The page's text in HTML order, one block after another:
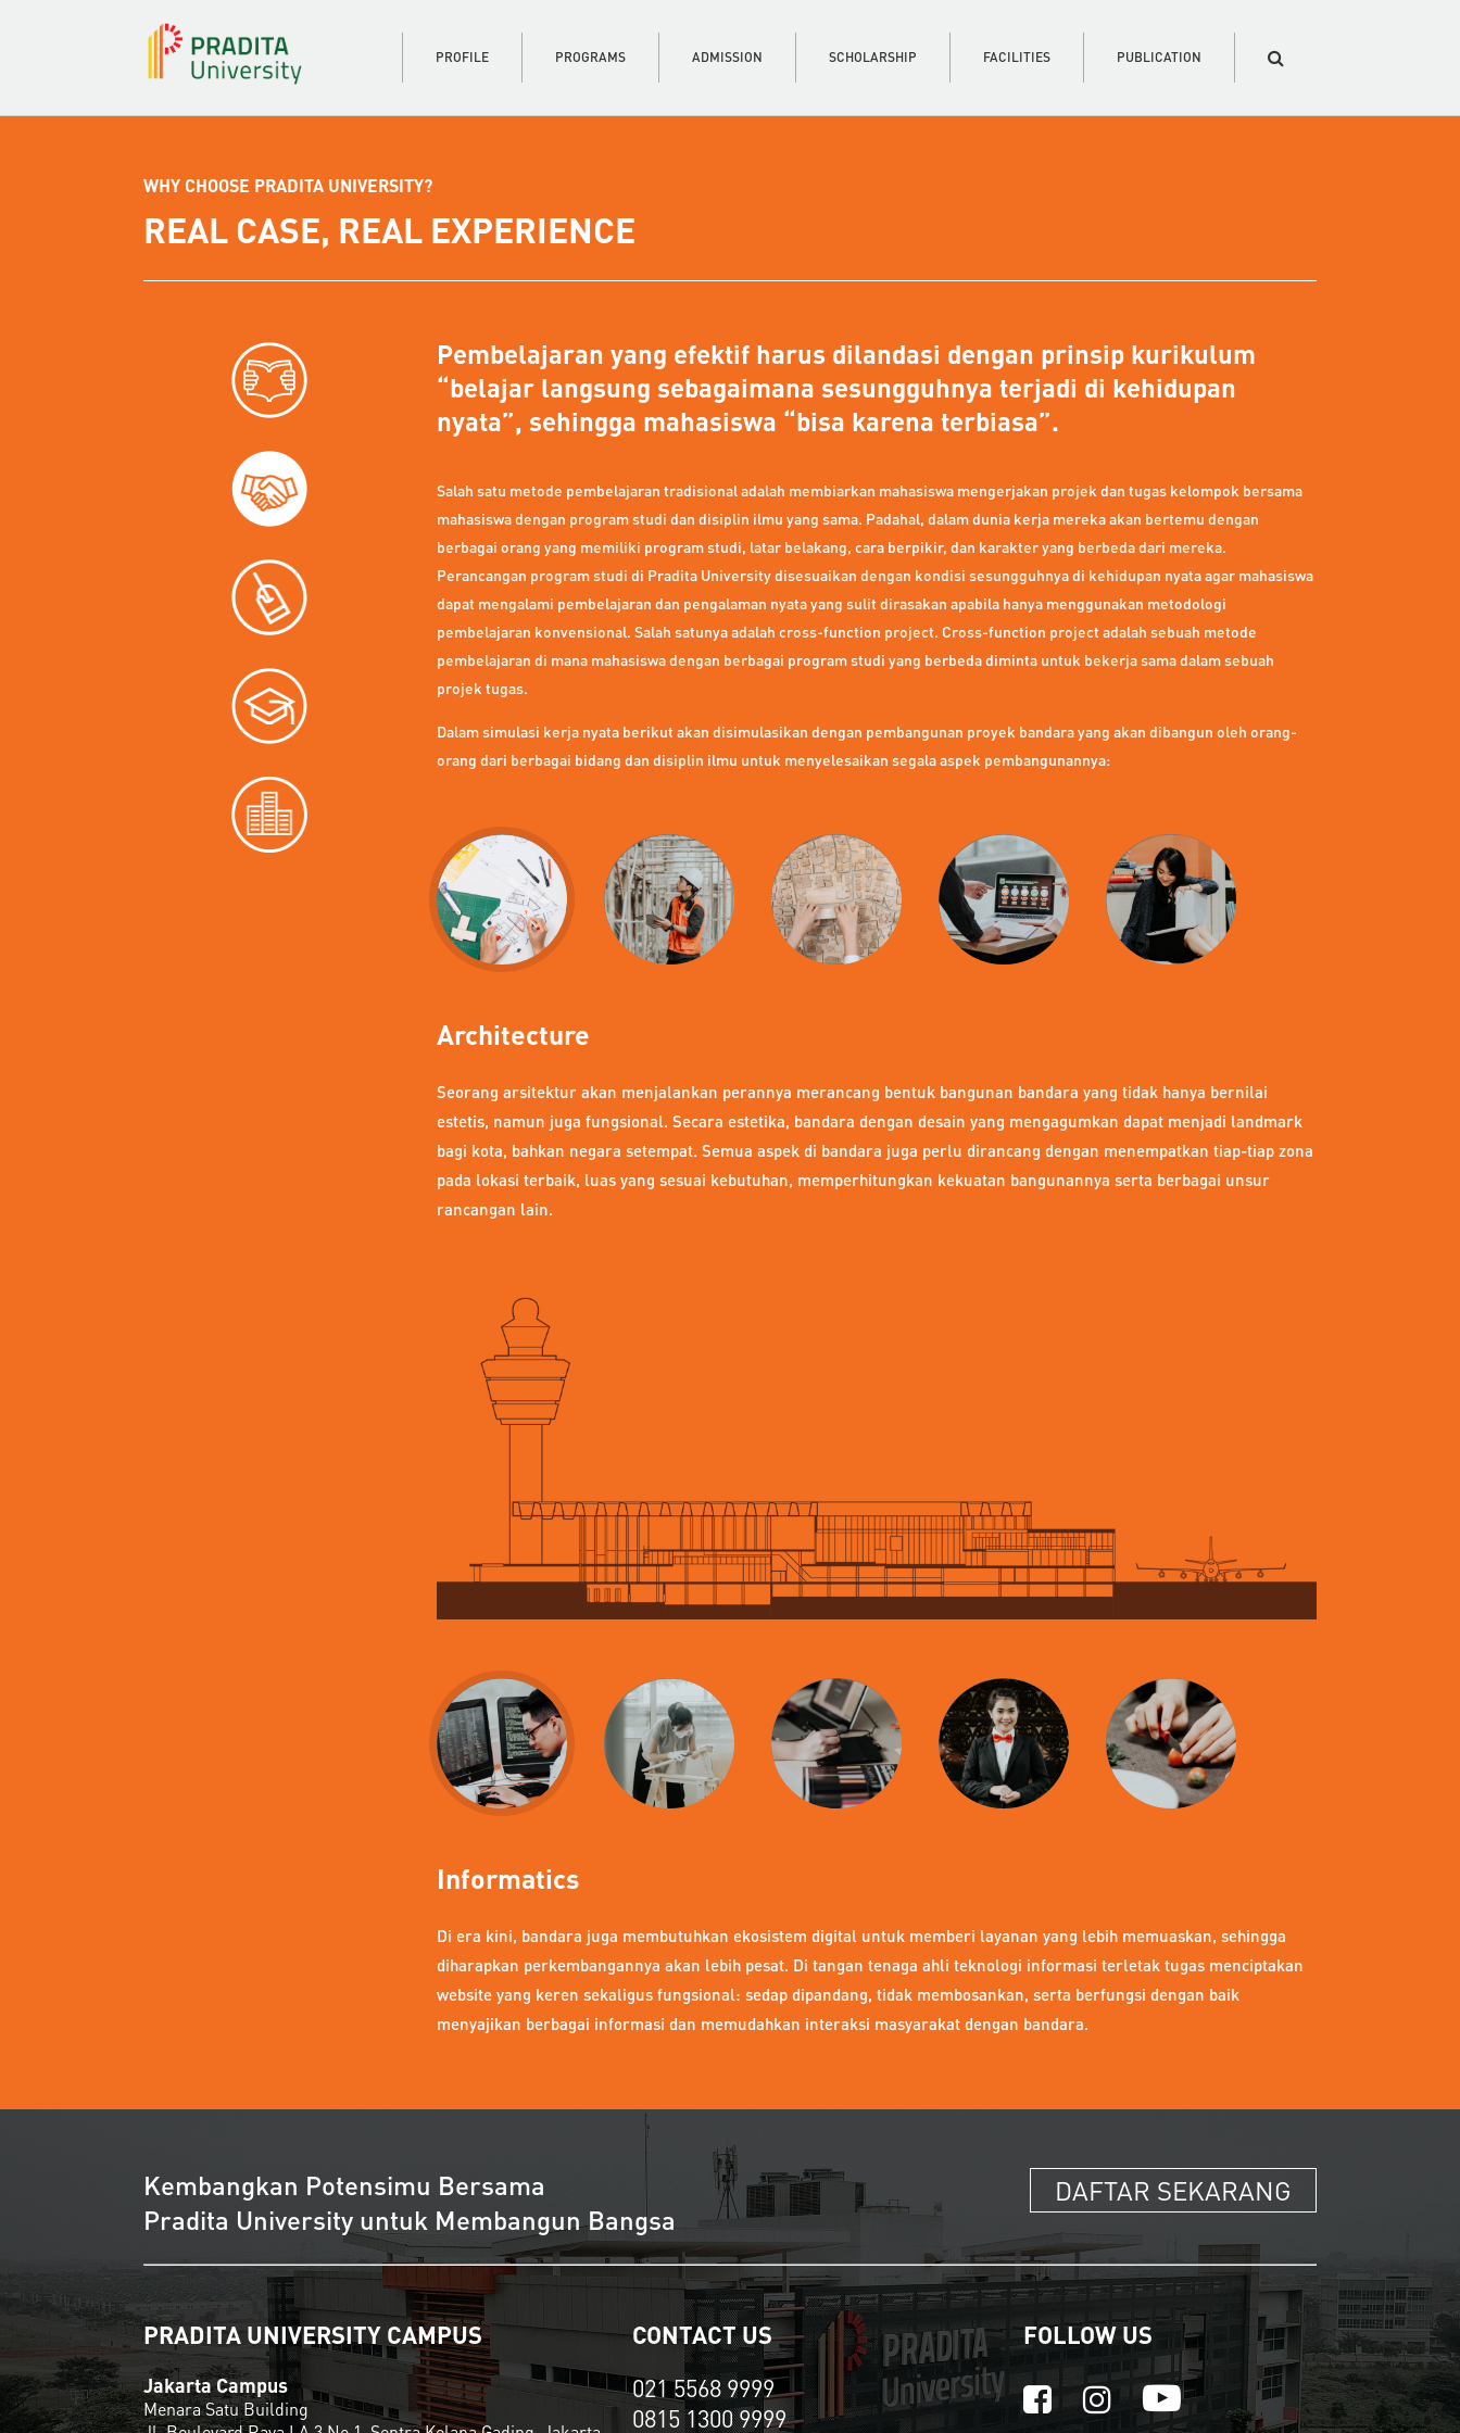
PROFILE PROGRAMS ADMISSION SCHOLARSHIP FACILITIES PUBLICATION
WHY CHOOSE PRADITA UNIVERSITY?
REAL CASE, REAL EXPERIENCE
Pembelajaran yang efektif harus dilandasi dengan prinsip kurikulum
“belajar langsung sebagaimana sesungguhnya terjadi di kehidupan
nyata”, sehingga mahasiswa “bisa karena terbiasa”.
Salah satu metode pembelajaran tradisional adalah membiarkan mahasiswa mengerjakan projek dan tugas kelompok bersama
mahasiswa dengan program studi dan disiplin ilmu yang sama. Padahal, dalam dunia kerja mereka akan bertemu dengan
berbagai orang yang memiliki program studi, latar belakang, cara berpikir, dan karakter yang berbeda dari mereka.
Perancangan program studi di Pradita University disesuaikan dengan kondisi sesungguhnya di kehidupan nyata agar mahasiswa
dapat mengalami pembelajaran dan pengalaman nyata yang sulit dirasakan apabila hanya menggunakan metodologi
pembelajaran konvensional. Salah satunya adalah cross-function project. Cross-function project adalah sebuah metode
pembelajaran di mana mahasiswa dengan berbagai program studi yang berbeda diminta untuk bekerja sama dalam sebuah
projek tugas.
Dalam simulasi kerja nyata berikut akan disimulasikan dengan pembangunan proyek bandara yang akan dibangun oleh orang-
orang dari berbagai bidang dan disiplin ilmu untuk menyelesaikan segala aspek pembangunannya:
Architecture
Seorang arsitektur akan menjalankan perannya merancang bentuk bangunan bandara yang tidak hanya bernilai
estetis, namun juga fungsional. Secara estetika, bandara dengan desain yang mengagumkan dapat menjadi landmark
bagi kota, bahkan negara setempat. Semua aspek di bandara juga perlu dirancang dengan menempatkan tiap-tiap zona
pada lokasi terbaik, luas yang sesuai kebutuhan, memperhitungkan kekuatan bangunannya serta berbagai unsur
rancangan lain.
Informatics
Di era kini, bandara juga membutuhkan ekosistem digital untuk memberi layanan yang lebih memuaskan, sehingga
diharapkan perkembangannya akan lebih pesat. Di tangan tenaga ahli teknologi informasi terletak tugas menciptakan
website yang keren sekaligus fungsional: sedap dipandang, tidak membosankan, serta berfungsi dengan baik
menyajikan berbagai informasi dan memudahkan interaksi masyarakat dengan bandara.
Kembangkan Potensimu Bersama
Pradita University untuk Membangun Bangsa
DAFTAR SEKARANG
PRADITA UNIVERSITY CAMPUS
Jakarta Campus
Menara Satu Building
CONTACT US
021 5568 9999
0815 1300 9999
FOLLOW US